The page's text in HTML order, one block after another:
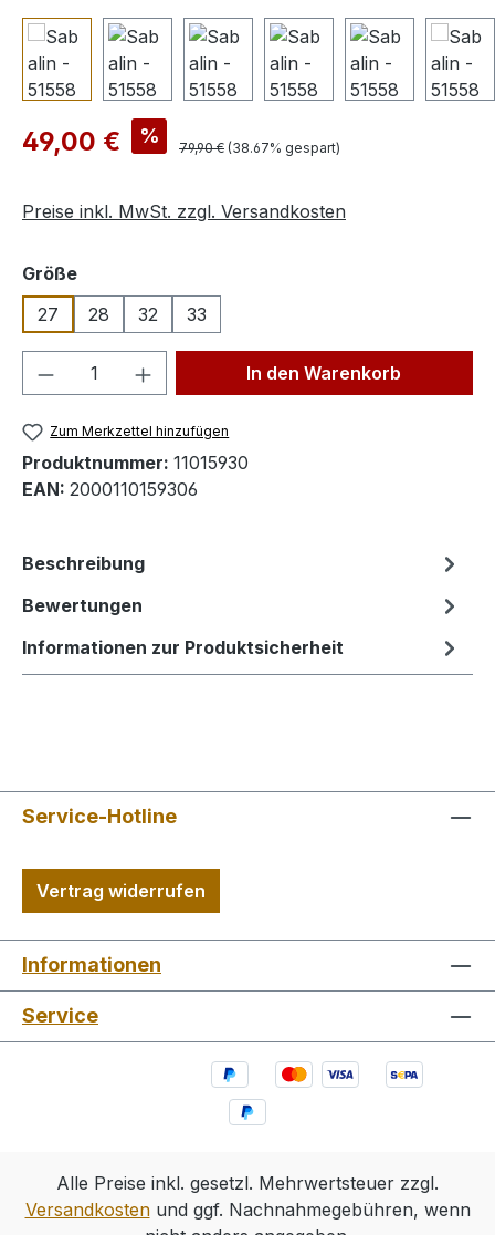
Verkaufspreis:
49,00 € % Regulärer Preis:
79,90 € (38.67% gespart)
Preise inkl. MwSt. zzgl. Versandkosten
Größeauswählen
27
28 32 33
Produkt Anzahl: Gib denIn den Warenkorb
Zum Merkzettel hinzufügen
Produktnummer: 11015930
EAN: 2000110159306
Beschreibung
Bewertungen
Informationen zur Produktsicherheit
Service-Hotline
Vertrag widerrufen
Informationen
Service
Alle Preise inkl. gesetzl. Mehrwertsteuer zzgl.
Versandkostenund ggf. Nachnahmegebühren, wenn